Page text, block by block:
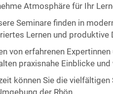
Atmosphäre für Ihr
Seminare finden in
Lernen und produktive
von erfahrenen
praxisnahe Einblicke
können Sie die